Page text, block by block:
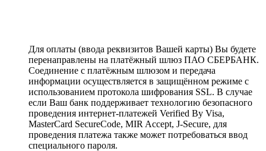
Для оплаты (ввода реквизитов Вашей карты) Вы будете
перенаправлены на платёжный шлюз ПАО СБЕРБАНК.
Соединение с платёжным шлюзом и передача
информации осуществляется в защищённом режиме с
использованием протокола шифрования SSL. В случае
если Ваш банк поддерживает технологию безопасного
проведения интернет-платежей Verified By Visa,
MasterCard SecureCode, MIR Accept, J-Secure, для
проведения платежа также может потребоваться ввод
специального пароля.